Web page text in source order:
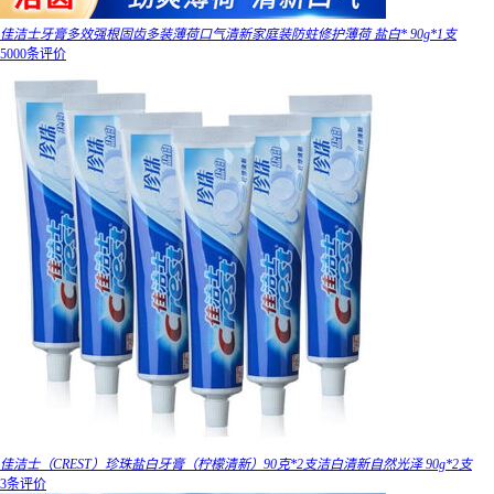
佳洁士牙膏多效强根固齿多装薄荷口气清新家庭装防蛀修护薄荷 盐白* 90g*1支
5000条评价
佳洁士（CREST）珍珠盐白牙膏（柠檬清新）90克*2支洁白清新自然光泽 90g*2支
3条评价